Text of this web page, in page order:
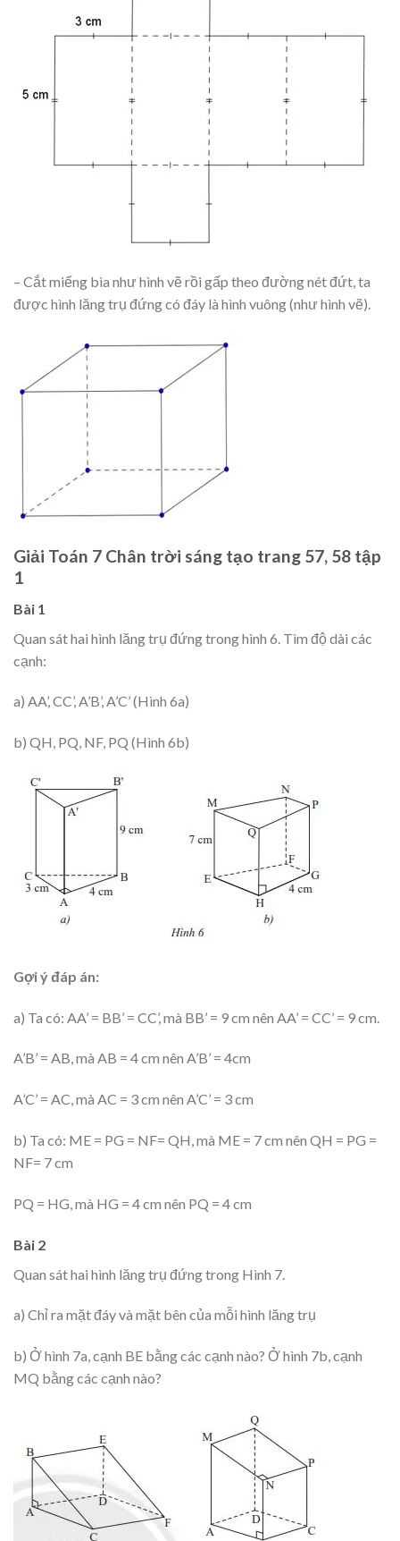
– Cắt miếng bìa như hình vẽ rồi gấp theo đường nét đứt, ta
được hình lăng trụ đứng có đáy là hình vuông (như hình vẽ).
Giải Toán 7 Chân trời sáng tạo trang 57, 58 tập
1
Bài 1
Quan sát hai hình lăng trụ đứng trong hình 6. Tìm độ dài các
cạnh:
a) AA’, CC’, A’B’, A’C’ (Hình 6a)
b) QH, PQ, NF, PQ (Hình 6b)
Gợi ý đáp án:
a) Ta có: AA’ = BB’ = CC’, mà BB’ = 9 cm nên AA’ = CC’ = 9 cm.
A’B’ = AB, mà AB = 4 cm nên A’B’ = 4cm
A’C’ = AC, mà AC = 3 cm nên A’C’ = 3 cm
b) Ta có: ME = PG = NF= QH, mà ME = 7 cm nên QH = PG =
NF= 7 cm
PQ = HG, mà HG = 4 cm nên PQ = 4 cm
Bài 2
Quan sát hai hình lăng trụ đứng trong Hình 7.
a) Chỉ ra mặt đáy và mặt bên của mỗi hình lăng trụ
b) Ở hình 7a, cạnh BE bằng các cạnh nào? Ở hình 7b, cạnh
MQ bằng các cạnh nào?